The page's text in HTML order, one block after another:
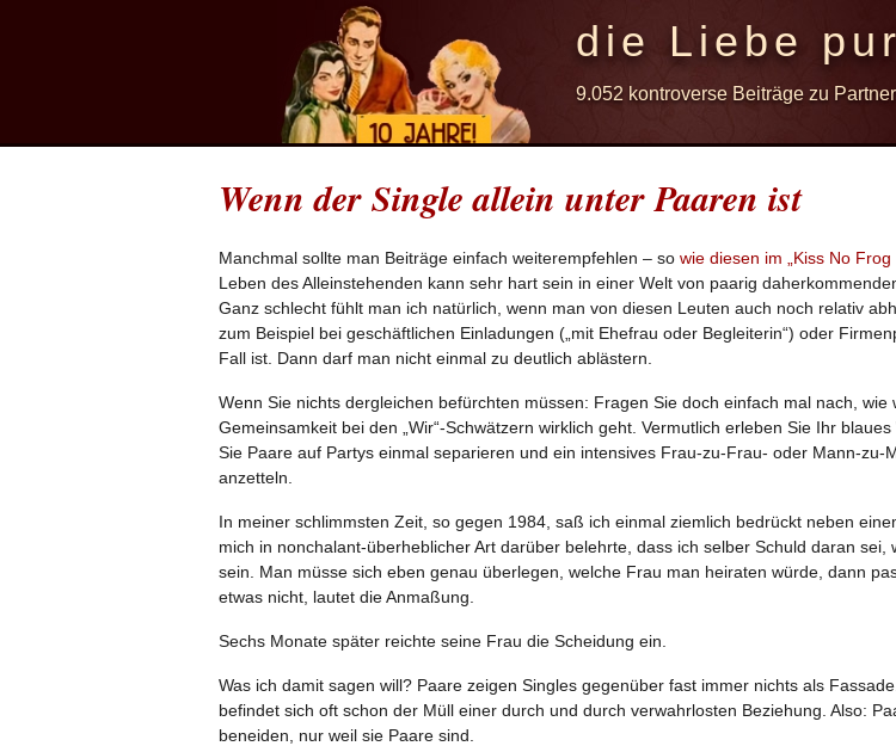
die Liebe pur
9.052 kontroverse Beiträge zu
Wenn der Single allein unter Paaren ist
Manchmal sollte man Beiträge einfach weiterempfehlen – so wie diesen im „Kiss No Frog
Leben des Alleinstehenden kann sehr hart sein in einer Welt von paarig
Ganz schlecht fühlt man ich natürlich, wenn man von diesen Leuten auch noch relativ
zum Beispiel bei geschäftlichen Einladungen („mit Ehefrau oder Begleiterin“) oder
Fall ist. Dann darf man nicht einmal zu deutlich ablästern.
Wenn Sie nichts dergleichen befürchten müssen: Fragen Sie doch einfach mal nach, wie
Gemeinsamkeit bei den „Wir“-Schwätzern wirklich geht. Vermutlich erleben Sie Ihr
Sie Paare auf Partys einmal separieren und ein intensives Frau-zu-Frau- oder Mann-zu-
anzetteln.
In meiner schlimmsten Zeit, so gegen 1984, saß ich einmal ziemlich bedrückt neben
mich in nonchalant-überheblicher Art darüber belehrte, dass ich selber Schuld daran sei,
sein. Man müsse sich eben genau überlegen, welche Frau man heiraten würde, dann
etwas nicht, lautet die Anmaßung.
Sechs Monate später reichte seine Frau die Scheidung ein.
Was ich damit sagen will? Paare zeigen Singles gegenüber fast immer nichts als
befindet sich oft schon der Müll einer durch und durch verwahrlosten Beziehung. Also:
beneiden, nur weil sie Paare sind.